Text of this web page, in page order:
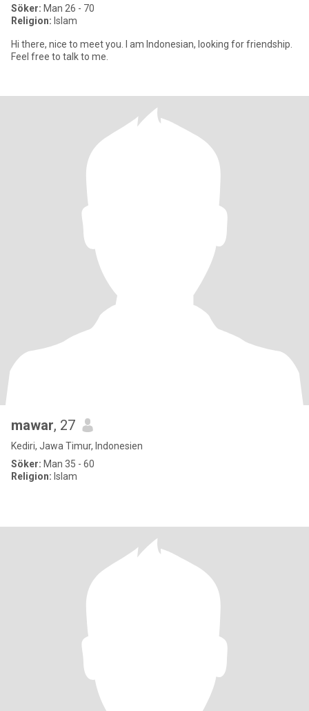
Söker: Man 26 - 70
Religion: Islam
Hi there, nice to meet you. I am Indonesian, looking for friendship.
Feel free to talk to me.
mawar, 27
Kediri, Jawa Timur, Indonesien
Söker: Man 35 - 60
Religion: Islam